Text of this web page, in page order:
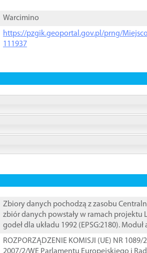
Warcimino
https://pzgik.geoportal.gov.pl/prng/
111937
Zbiory danych pochodzą z zasobu
zbiór danych powstały w ramach projektu
godeł dla układu 1992 (EPSG:2180).
ROZPORZĄDZENIE KOMISJI (UE) NR